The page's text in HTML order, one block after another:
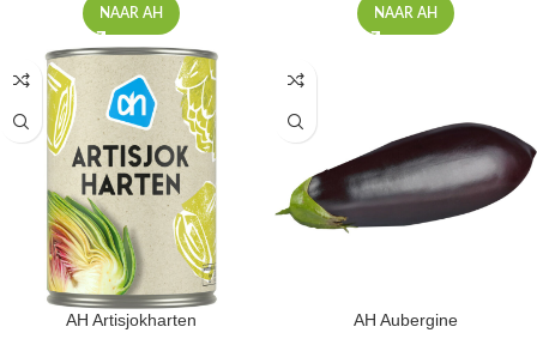
NAAR AH NAAR AH
AH Artisjokharten AH Aubergine